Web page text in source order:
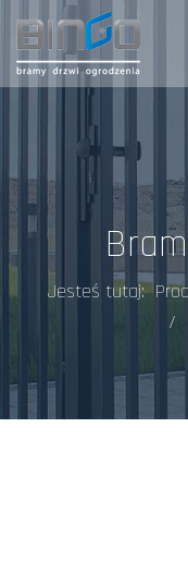
Jesteś tutaj: